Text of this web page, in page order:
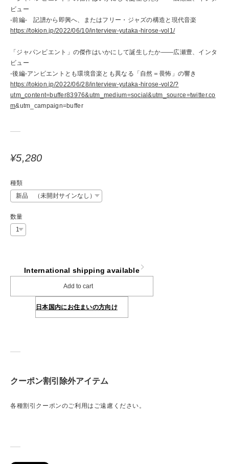
ビュー
-前編- 記譜から即興へ、またはフリー・ジャズの構造と現代音楽
https://tokion.jp/2022/06/10/interview-yutaka-hirose-vol1/
「ジャパンビエント」の傑作はいかにして誕生したか——広瀬豊、インタ
ビュー
-後編-アンビエントとも環境音楽とも異なる「自然＝畏怖」の響き
https://tokion.jp/2022/06/28/interview-yutaka-hirose-vol2/?
utm_content=buffer83976&utm_medium=social&utm_source=twitter.co
m&utm_campaign=buffer
¥5,280
種類
数量
International shipping available
Add to cart
日本国内にお住まいの方向け
クーポン割引除外アイテム
各種割引クーポンのご利用はご遠慮ください。